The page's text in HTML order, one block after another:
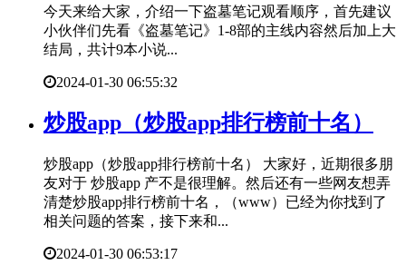
今天来给大家，介绍一下盗墓笔记观看顺序，首先建议
小伙伴们先看《盗墓笔记》1-8部的主线内容然后加上大
结局，共计9本小说...
2024-01-30 06:55:32
​炒股app（炒股app排行榜前十名）
炒股app（炒股app排行榜前十名） 大家好，近期很多朋
友对于 炒股app 产不是很理解。然后还有一些网友想弄
清楚炒股app排行榜前十名，（www）已经为你找到了
相关问题的答案，接下来和...
2024-01-30 06:53:17